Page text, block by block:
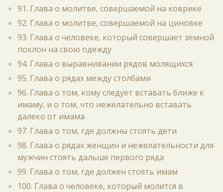
91. Глава о молитве, совершаемой на коврике
92. Глава о молитве, совершаемой на циновке
93. Глава о человеке, который совершает земной
поклон на свою одежду
94. Глава о выравнивании рядов молящихся
95. Глава о рядах между столбами
96. Глава о том, кому следует вставать ближе к
имаму, и о том, что нежелательно вставать
далеко от имама
97. Глава о том, где должны стоять дети
98. Глава о рядах женщин и нежелательности для
мужчин стоять дальше первого ряда
99. Глава о том, где должен стоять имам
100. Глава о человеке, который молится в